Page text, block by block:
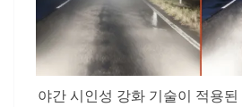
야간 시인성 강화 기술이 적용